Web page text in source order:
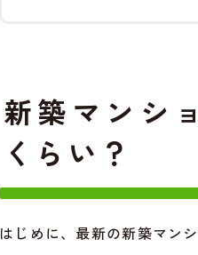
新築マンシ
くらい？
はじめに、最新の新築マン